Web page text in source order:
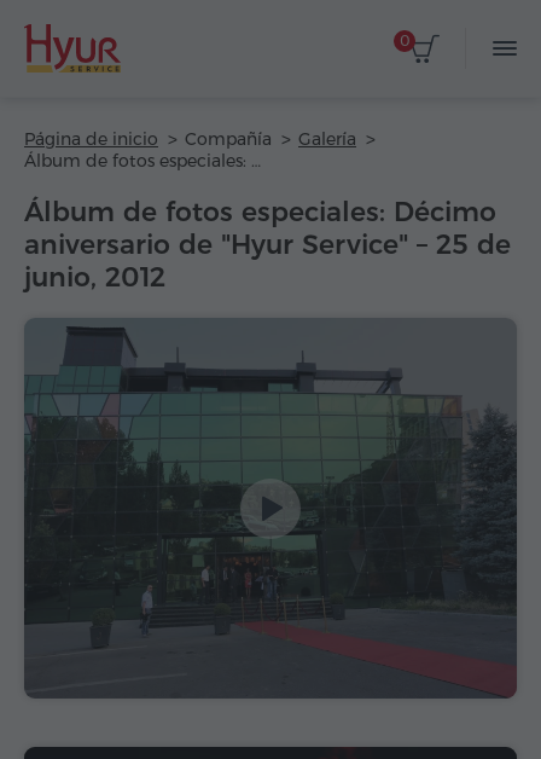
0
Página de inicio Compañía
Galería
Álbum de fotos especiales: Décimo aniversario de "Hyur Service" – 25 de junio, 2012
Álbum de fotos especiales: Décimo
aniversario de "Hyur Service" – 25 de
junio, 2012